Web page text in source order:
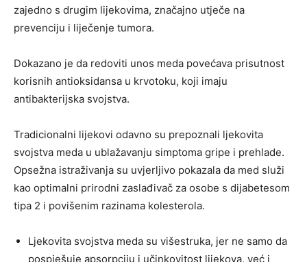
zajedno s drugim lijekovima, značajno utječe na
prevenciju i liječenje tumora.
Dokazano je da redoviti unos meda povećava prisutnost
korisnih antioksidansa u krvotoku, koji imaju
antibakterijska svojstva.
Tradicionalni lijekovi odavno su prepoznali ljekovita
svojstva meda u ublažavanju simptoma gripe i prehlade.
Opsežna istraživanja su uvjerljivo pokazala da med služi
kao optimalni prirodni zaslađivač za osobe s dijabetesom
tipa 2 i povišenim razinama kolesterola.
Ljekovita svojstva meda su višestruka, jer ne samo da
pospješuje apsorpciju i učinkovitost lijekova, već i